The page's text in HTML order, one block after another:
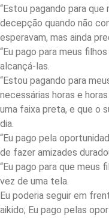
“Estou pagando para
decepção quando não
esperavam, mas ainda
“Eu pago para meus
alcançá-las.
“Estou pagando para
necessárias horas e
uma faixa preta, e que o
dia.
“Eu pago pela
de fazer amizades
“Eu pago para que meus
vez de uma tela.
Eu poderia seguir em
aikido; Eu pago pelas